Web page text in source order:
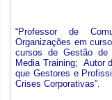
“Professor de
Organizações em
cursos de Gestão de
Media Training; Autor
que Gestores e
Crises Corporativas”.